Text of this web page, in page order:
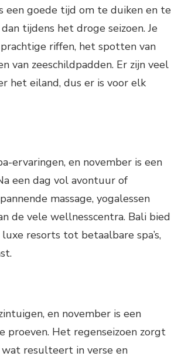
een goede tijd om te duiken en te
tijdens het droge seizoen. Je
riffen, het spotten van
van zeeschildpadden. Er zijn veel
het eiland, dus er is voor elk
ervaringen, en november is een
een dag vol avontuur of
massage, yogalessen
de vele wellnesscentra. Bali
resorts tot betaalbare spa’s,
en november is een
Het regenseizoen zorgt
resulteert in verse en